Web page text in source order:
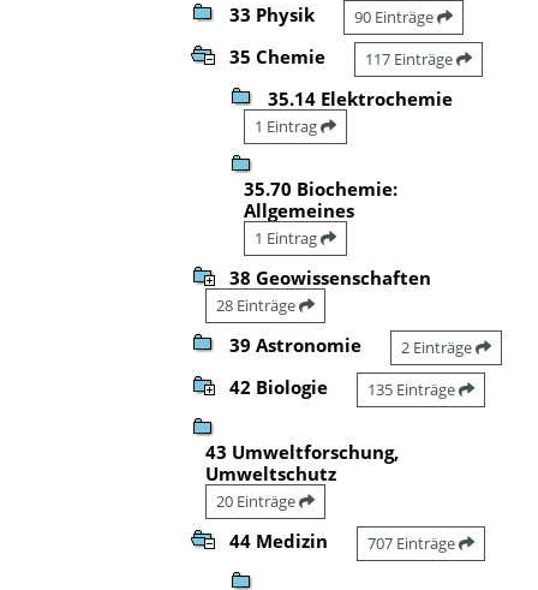
33 Physik 90 Einträge
35 Chemie 117 Einträge
35.14 Elektrochemie
1 Eintrag
35.70 Biochemie:
Allgemeines
1 Eintrag
38 Geowissenschaften
28 Einträge
39 Astronomie 2 Einträge
42 Biologie 135 Einträge
43 Umweltforschung,
Umweltschutz
20 Einträge
44 Medizin 707 Einträge